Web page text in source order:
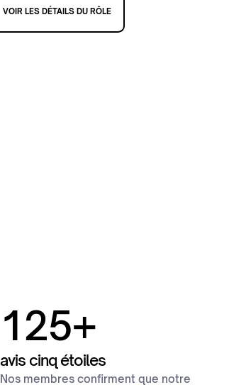
VOIR LES DÉTAILS DU RÔLE
125+
avis cinq étoiles
Nos membres confirment que notre